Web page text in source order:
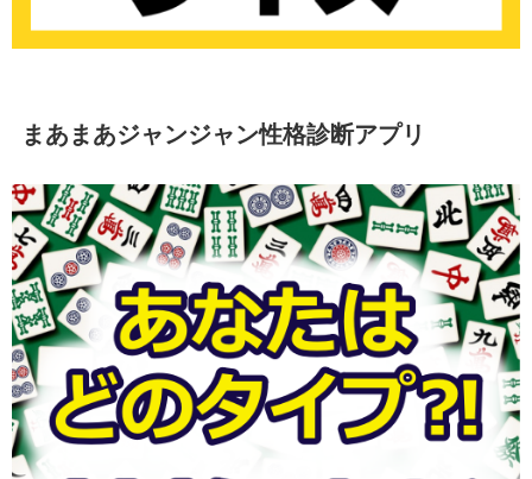
まあまあジャンジャン性格診断アプリ